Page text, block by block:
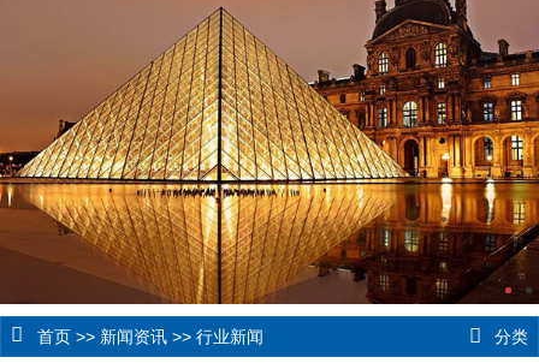
首页 >> 新闻资讯 >>行业新闻 分类